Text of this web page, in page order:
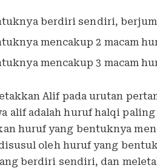
berdiri sendiri,
mencakup 2 macam
mencakup 3 macam
Alif pada urutan
alif adalah huruf halqi
huruf yang bentuknya
oleh huruf yang
berdiri sendiri, dan